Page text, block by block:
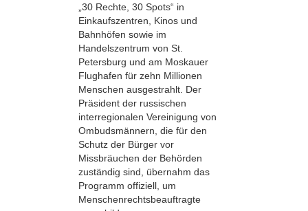
„30 Rechte, 30 Spots“ in
Einkaufszentren, Kinos und
Bahnhöfen sowie im
Handelszentrum von St.
Petersburg und am Moskauer
Flughafen für zehn Millionen
Menschen ausgestrahlt. Der
Präsident der russischen
interregionalen Vereinigung von
Ombudsmännern, die für den
Schutz der Bürger vor
Missbräuchen der Behörden
zuständig sind, übernahm das
Programm offiziell, um
Menschenrechtsbeauftragte